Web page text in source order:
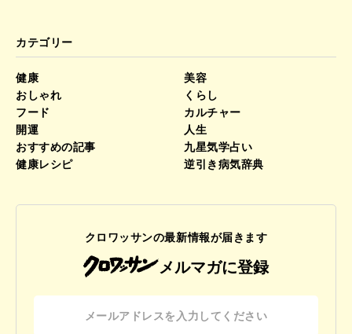
カテゴリー
健康
美容
おしゃれ
くらし
フード
カルチャー
開運
人生
おすすめの記事
九星気学占い
健康レシピ
逆引き病気辞典
クロワッサンの最新情報が届きます
メルマガに登録